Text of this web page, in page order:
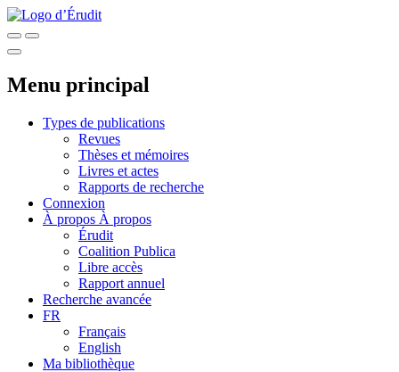
Menu principal
Types de publications
Revues
Thèses et mémoires
Livres et actes
Rapports de recherche
Connexion
À propos À propos
Érudit
Coalition Publica
Libre accès
Rapport annuel
Recherche avancée
FR
Français
English
Ma bibliothèque